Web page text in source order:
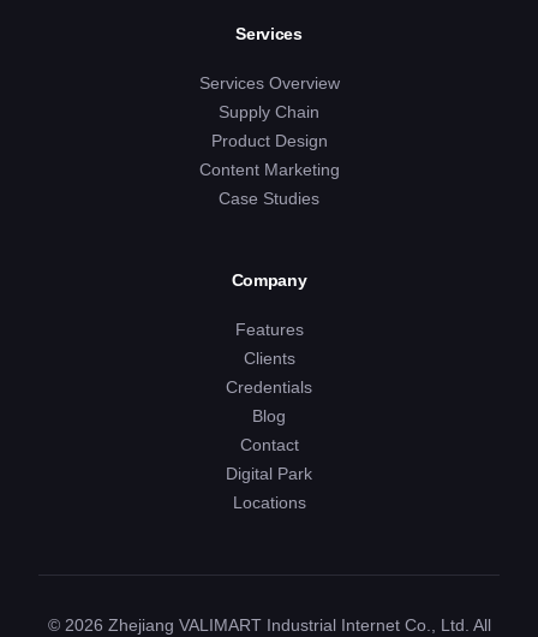
Services
Services Overview
Supply Chain
Product Design
Content Marketing
Case Studies
Company
Features
Clients
Credentials
Blog
Contact
Digital Park
Locations
© 2026 Zhejiang VALIMART Industrial Internet Co., Ltd. All